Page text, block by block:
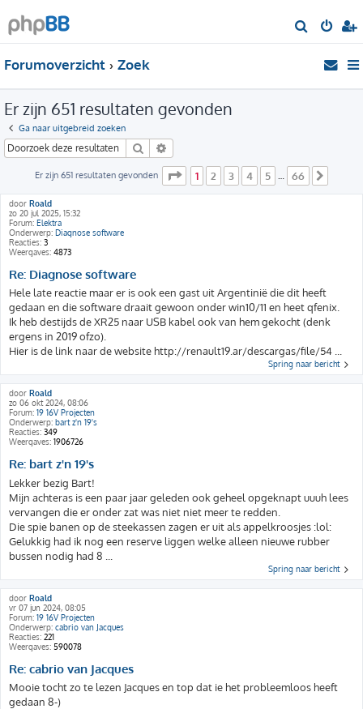
o
Forumoverzicht Zoek
Er zijn 651 resultaten gevonden
Ga naar uitgebreid zoeken
Zoek
Er zijn 651 resultaten gevonden Pagina van 66
1 2 3 4 5 66
door Roald
zo 20 jul 2025, 15:32
Forum: Elektra
Onderwerp: Diagnose software
Reacties: 3
Weergaves: 4873
Re: Diagnose software
Hele late reactie maar er is ook een gast uit Argentinië die dit heeft
gedaan en die software draait gewoon onder win10/11 en heet qfenix.
Ik heb destijds de XR25 naar USB kabel ook van hem gekocht (denk
ergens in 2019 ofzo).
Hier is de link naar de website http://renault19.ar/descargas/file/54 ...
Spring naar bericht
door Roald
zo 06 okt 2024, 08:06
Forum: 19 16V Projecten
Onderwerp: bart z'n 19's
Reacties: 349
Weergaves: 1906726
Re: bart z'n 19's
Lekker bezig Bart!
Mijn achteras is een paar jaar geleden ook geheel opgeknapt uuuh lees
vervangen die er onder zat was niet niet meer te redden.
Die spie banen op de steekassen zagen er uit als appelkroosjes :lol:
Gelukkig had ik nog een reserve liggen welke alleen nieuwe rubber
bussen nodig had 8 ...
Spring naar bericht
door Roald
vr 07 jun 2024, 08:05
Forum: 19 16V Projecten
Onderwerp: cabrio van Jacques
Reacties: 221
Weergaves: 590078
Re: cabrio van Jacques
Mooie tocht zo te lezen Jacques en top dat ie het probleemloos heeft
gedaan 8-)